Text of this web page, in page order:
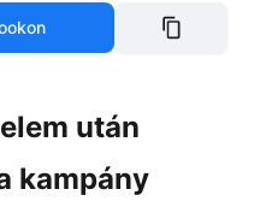
után
kampány